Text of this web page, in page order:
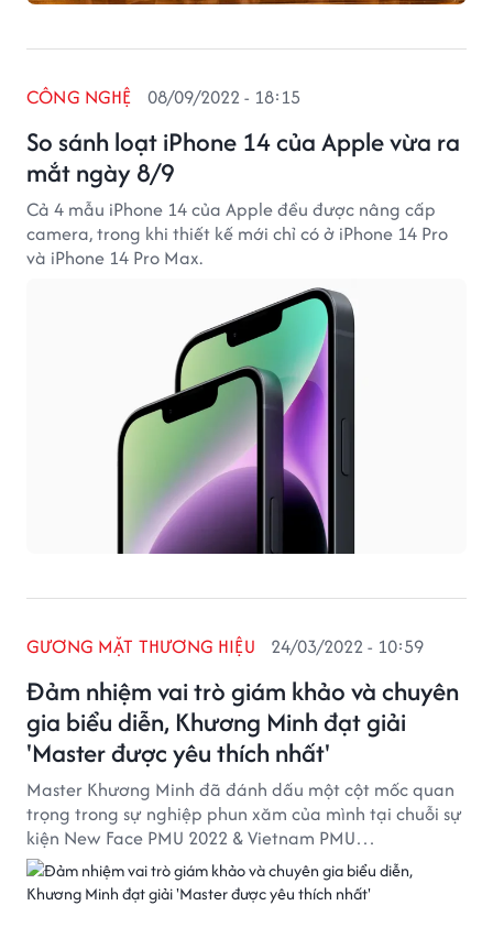
So sánh loạt iPhone 14 của Apple vừa ra
mắt ngày 8/9
CÔNG NGHỆ 08/09/2022 - 18:15
Cả 4 mẫu iPhone 14 của Apple đều được nâng cấp
camera, trong khi thiết kế mới chỉ có ở iPhone 14 Pro
và iPhone 14 Pro Max.
Đảm nhiệm vai trò giám khảo và chuyên
gia biểu diễn, Khương Minh đạt giải
'Master được yêu thích nhất'
GƯƠNG MẶT THƯƠNG HIỆU 24/03/2022 - 10:59
Master Khương Minh đã đánh dấu một cột mốc quan
trọng trong sự nghiệp phun xăm của mình tại chuỗi sự
kiện New Face PMU 2022 & Vietnam PMU
Championship với vai trò Ban Giám khảo và chuyên
gia biểu diễn kỹ thuật đi sợi F-Strokes Brows.